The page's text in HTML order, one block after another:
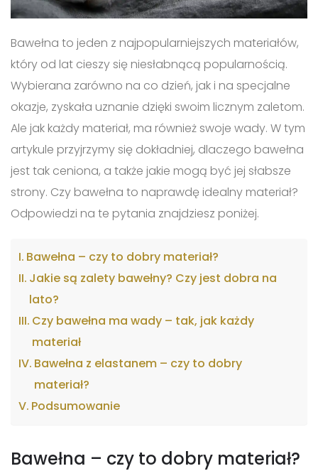
Bawełna to jeden z najpopularniejszych materiałów,
który od lat cieszy się niesłabnącą popularnością.
Wybierana zarówno na co dzień, jak i na specjalne
okazje, zyskała uznanie dzięki swoim licznym zaletom.
Ale jak każdy materiał, ma również swoje wady. W tym
artykule przyjrzymy się dokładniej, dlaczego bawełna
jest tak ceniona, a także jakie mogą być jej słabsze
strony. Czy bawełna to naprawdę idealny materiał?
Odpowiedzi na te pytania znajdziesz poniżej.
Bawełna – czy to dobry materiał?
Jakie są zalety bawełny? Czy jest dobra na
lato?
Czy bawełna ma wady – tak, jak każdy
materiał
Bawełna z elastanem – czy to dobry
materiał?
Podsumowanie
Bawełna – czy to dobry materiał?